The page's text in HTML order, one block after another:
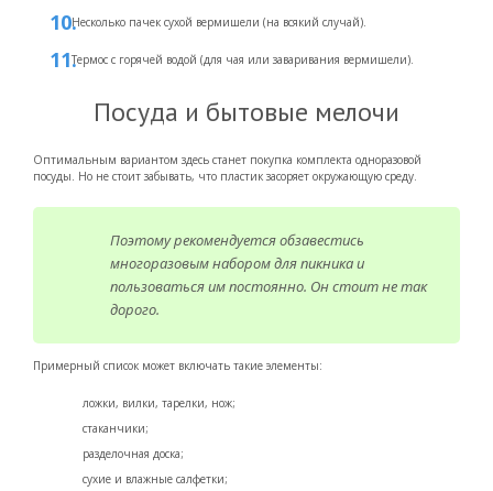
Несколько пачек сухой вермишели (на всякий случай).
Термос с горячей водой (для чая или заваривания вермишели).
Посуда и бытовые мелочи
Оптимальным вариантом здесь станет покупка комплекта одноразовой
посуды. Но не стоит забывать, что пластик засоряет окружающую среду.
Поэтому рекомендуется обзавестись
многоразовым набором для пикника и
пользоваться им постоянно. Он стоит не так
дорого.
Примерный список может включать такие элементы:
ложки, вилки, тарелки, нож;
стаканчики;
разделочная доска;
сухие и влажные салфетки;